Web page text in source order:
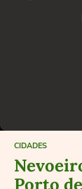
CIDADES
Porto